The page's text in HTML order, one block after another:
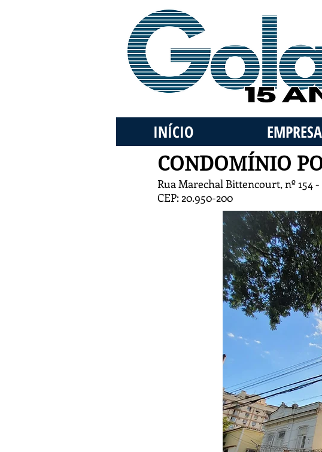
INÍCIO EMPRESA
CONDOMÍNIO
Rua Marechal Bittencourt, nº 154
CEP: 20.950-200